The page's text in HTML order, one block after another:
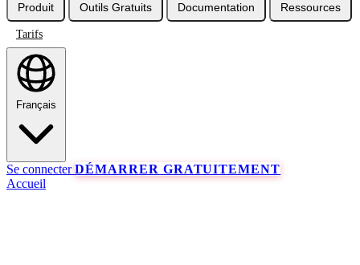
Produit Outils Gratuits Documentation Ressources
Tarifs
Français
Se connecterDÉMARRER GRATUITEMENT
Accueil